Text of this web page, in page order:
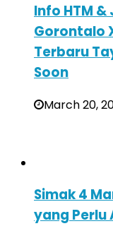
Info HTM
Gorontalo
Terbaru
Soon
March 20,
Simak 4
yang Perlu